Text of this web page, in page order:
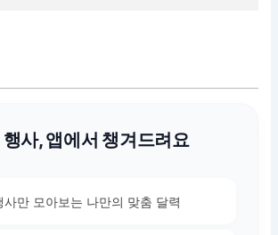
사, 앱에서 챙겨드려요
사만 모아보는 나만의 맞춤 달력